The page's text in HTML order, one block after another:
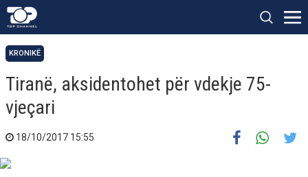
KRONIKË
Tiranë, aksidentohet për vdekje 75-
vjeçari
18/10/2017 15:55